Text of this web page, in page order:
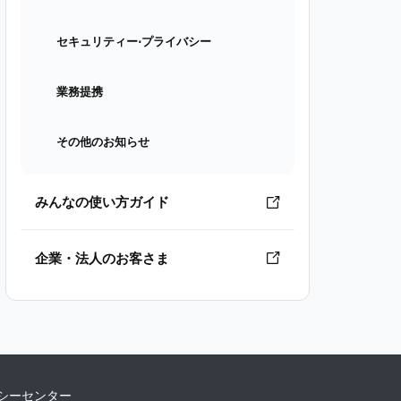
セキュリティー⋅プライバシー
業務提携
その他のお知らせ
みんなの使い方ガイド
企業・法人のお客さま
ーセンター